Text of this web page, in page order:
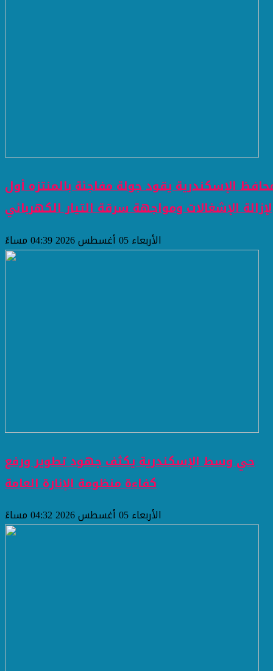
الإسكندرية يقود جولة مفاجئة بالمنتزه أول
لإزالة الإشغالات ومواجهة سرقة التيار الكهربائي
الأربعاء 05 أغسطس 2026 04:39 مساءً
حي وسط الإسكندرية يكثف جهود تطوير ورفع
كفاءة منظومة الإنارة العامة
الأربعاء 05 أغسطس 2026 04:32 مساءً